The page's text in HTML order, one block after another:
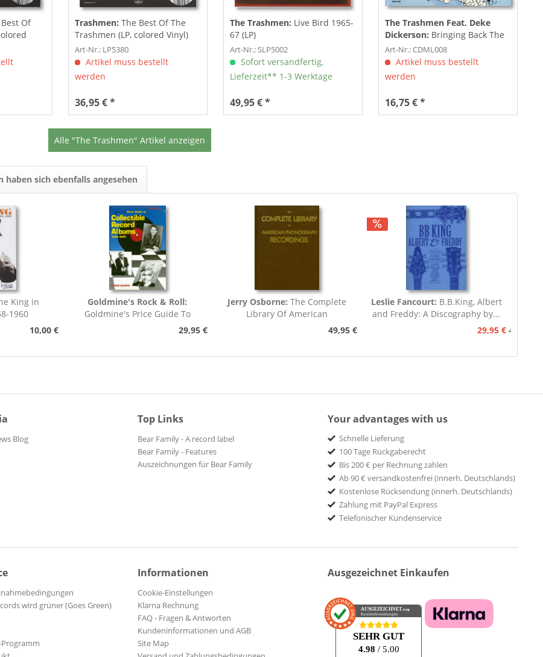
Of
Trashmen: The Best Of The
Trashmen (LP, colored Vinyl)
Art-Nr.: LP5380
Artikel muss bestellt
werden
36,95 € *
The Trashmen: Live Bird 1965-
67 (LP)
Art-Nr.: SLP5002
Sofort versandfertig,
Lieferzeit** 1-3 Werktage
49,95 € *
The Trashmen Feat. Deke
Dickerson: Bringing Back The
Trash (2014)
Art-Nr.: CDML008
Artikel muss bestellt
werden
16,75 € *
Alle "The Trashmen" Artikel anzeigen
haben sich ebenfalls angesehen
King in
1960
10,00 €
Goldmine's Rock & Roll:
Goldmine's Price Guide To
Collectable Record...29,95 €
Jerry Osborne: The Complete
Library Of American
49,95 €
Leslie Fancourt: B.B.King, Albert
and Freddy: A Discography by...
29,95 € 49,95 €
Blog
Top Links
Bear Family - A record label
Bear Family - Features
Auszeichnungen für Bear Family
Your advantages with us
Schnelle Lieferung
100 Tage Rückgaberecht
Bis 200 € per Rechnung zahlen
Ab 90 € versandkostenfrei (innerh. Deutschlands)
Kostenlose Rücksendung (innerh. Deutschlands)
Zahlung mit PayPal Express
Telefonischer Kundenservice
wird grüner (Goes Green)
Informationen
Cookie-Einstellungen
Klarna Rechnung
FAQ - Fragen & Antworten
Kundeninformationen und AGB
Site Map
Ausgezeichnet Einkaufen
AUSGEZEICHNET .org
Kundenbewertungen
SEHR GUT
4.98 / 5.00